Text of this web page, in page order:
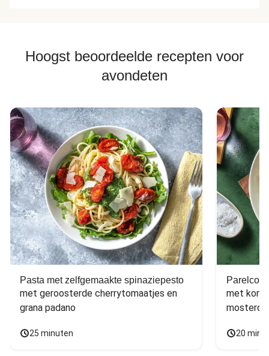
Hoogst beoordeelde recepten voor
avondeten
Pasta met zelfgemaakte spinaziepesto
met geroosterde cherrytomaatjes en
grana padano
25 minuten
met
20